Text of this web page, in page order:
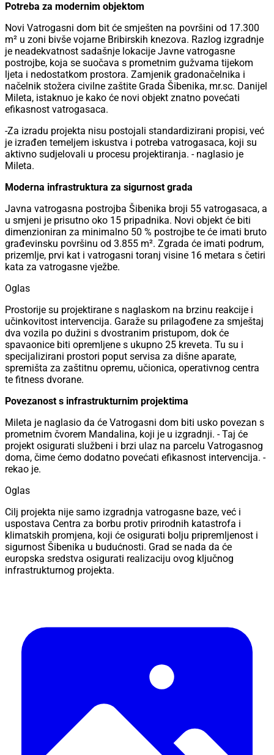
Potreba za modernim objektom
Novi Vatrogasni dom bit će smješten na površini od 17.300
m² u zoni bivše vojarne Bribirskih knezova. Razlog izgradnje
je neadekvatnost sadašnje lokacije Javne vatrogasne
postrojbe, koja se suočava s prometnim gužvama tijekom
ljeta i nedostatkom prostora. Zamjenik gradonačelnika i
načelnik stožera civilne zaštite Grada Šibenika, mr.sc. Danijel
Mileta, istaknuo je kako će novi objekt znatno povećati
efikasnost vatrogasaca.
-Za izradu projekta nisu postojali standardizirani propisi, već
je izrađen temeljem iskustva i potreba vatrogasaca, koji su
aktivno sudjelovali u procesu projektiranja. - naglasio je
Mileta.
Moderna infrastruktura za sigurnost grada
Javna vatrogasna postrojba Šibenika broji 55 vatrogasaca, a
u smjeni je prisutno oko 15 pripadnika. Novi objekt će biti
dimenzioniran za minimalno 50 % postrojbe te će imati bruto
građevinsku površinu od 3.855 m². Zgrada će imati podrum,
prizemlje, prvi kat i vatrogasni toranj visine 16 metara s četiri
kata za vatrogasne vježbe.
Oglas
Prostorije su projektirane s naglaskom na brzinu reakcije i
učinkovitost intervencija. Garaže su prilagođene za smještaj
dva vozila po dužini s dvostranim pristupom, dok će
spavaonice biti opremljene s ukupno 25 kreveta. Tu su i
specijalizirani prostori poput servisa za dišne aparate,
spremišta za zaštitnu opremu, učionica, operativnog centra
te fitness dvorane.
Povezanost s infrastrukturnim projektima
Mileta je naglasio da će Vatrogasni dom biti usko povezan s
prometnim čvorem Mandalina, koji je u izgradnji. - Taj će
projekt osigurati službeni i brzi ulaz na parcelu Vatrogasnog
doma, čime ćemo dodatno povećati efikasnost intervencija. -
rekao je.
Oglas
Cilj projekta nije samo izgradnja vatrogasne baze, već i
uspostava Centra za borbu protiv prirodnih katastrofa i
klimatskih promjena, koji će osigurati bolju pripremljenost i
sigurnost Šibenika u budućnosti. Grad se nada da će
europska sredstva osigurati realizaciju ovog ključnog
infrastrukturnog projekta.